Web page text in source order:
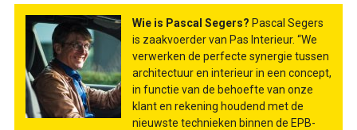
Wie is Pascal Segers? Pascal Segers
is zaakvoerder van Pas Interieur. “We
verwerken de perfecte synergie tussen
architectuur en interieur in een concept,
in functie van de behoefte van onze
klant en rekening houdend met de
nieuwste technieken binnen de EPB-